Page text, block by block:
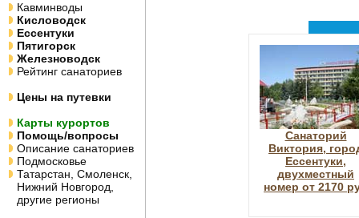
Кавминводы
Кисловодск
Ессентуки
Пятигорск
Железноводск
Рейтинг санаториев
Цены на путевки
Карты курортов
Помощь/вопросы
Описание санаториев
Подмосковье
Татарстан, Смоленск,
Нижний Новгород,
другие регионы
Санаторий
Виктория,
Ессентуки,
двухместный
номер от 2170